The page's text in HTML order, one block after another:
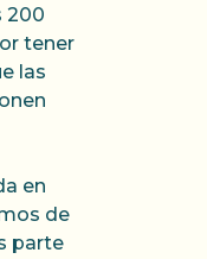
200
tener
las
en
de
parte